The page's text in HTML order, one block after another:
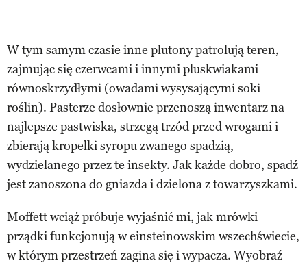
W tym samym czasie inne plutony patrolują teren,
zajmując się czerwcami i innymi pluskwiakami
równoskrzydłymi (owadami wysysającymi soki
roślin). Pasterze dosłownie przenoszą inwentarz na
najlepsze pastwiska, strzegą trzód przed wrogami i
zbierają kropelki syropu zwanego spadzią,
wydzielanego przez te insekty. Jak każde dobro, spadź
jest zanoszona do gniazda i dzielona z towarzyszkami.
Moffett wciąż próbuje wyjaśnić mi, jak mrówki
prządki funkcjonują w einsteinowskim wszechświecie,
w którym przestrzeń zagina się i wypacza. Wyobraź